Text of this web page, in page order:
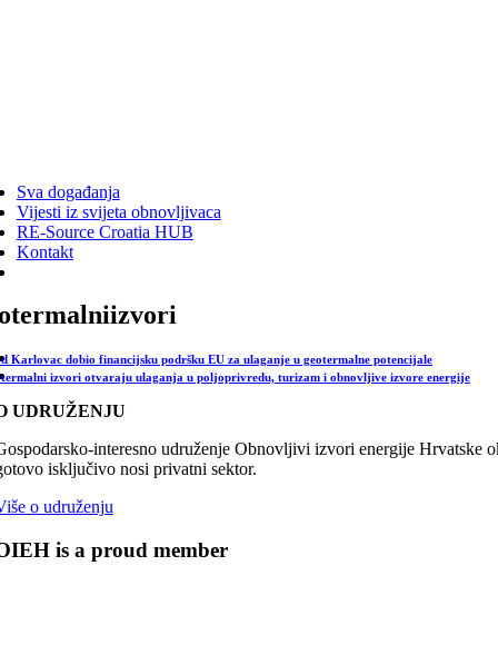
Sva događanja
Vijesti iz svijeta obnovljivaca
RE-Source Croatia HUB
Kontakt
Karlovac dobio financijsku podršku EU za ulaganje u geotermalne potencijale
izvori otvaraju ulaganja u poljoprivredu, turizam i obnovljive izvore energije
UDRUŽENJU
interesno udruženje Obnovljivi izvori energije
isključivo nosi privatni sektor.
o udruženju
is a proud member